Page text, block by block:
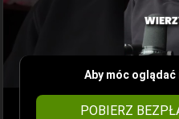
Aby móc
POBIERZ